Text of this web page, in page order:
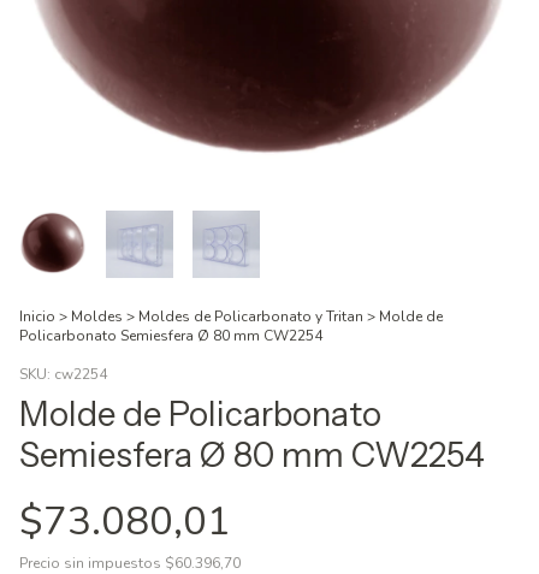
Inicio > Moldes > Moldes de Policarbonato y Tritan > Molde de
Policarbonato Semiesfera Ø 80 mm CW2254
SKU: cw2254
Molde de Policarbonato
Semiesfera Ø 80 mm CW2254
$73.080,01
Precio sin impuestos $60.396,70